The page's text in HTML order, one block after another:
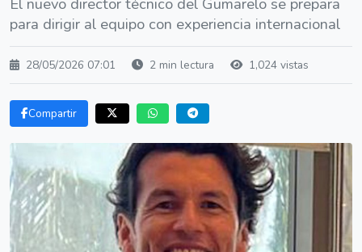
para dirigir al equipo con experiencia internacional
28/05/2026 07:01 2 min lectura 1,024 vistas
Compartir